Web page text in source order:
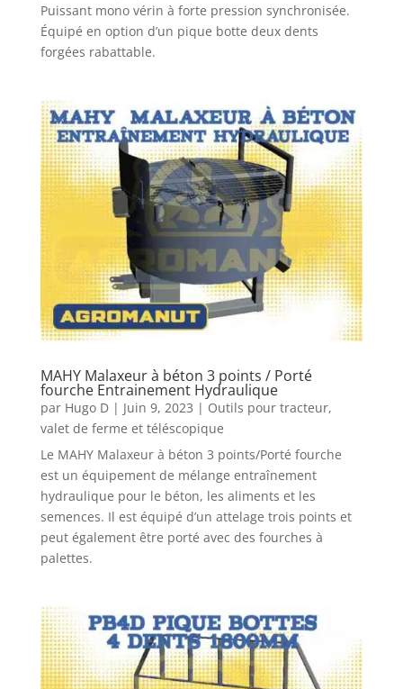
Puissant mono vérin à forte pression synchronisée.
Équipé en option d’un pique botte deux dents
forgées rabattable.
MAHY Malaxeur à béton 3 points / Porté
fourche Entrainement Hydraulique
par Hugo D| Juin 9, 2023 | Outils pour tracteur,
valet de ferme et téléscopique
Le MAHY Malaxeur à béton 3 points/Porté fourche
est un équipement de mélange entraînement
hydraulique pour le béton, les aliments et les
semences. Il est équipé d’un attelage trois points et
peut également être porté avec des fourches à
palettes.